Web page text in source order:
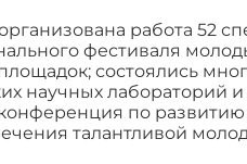
работа 52
фестиваля
состоялись
научных лабораторий
по развитию
талантливой